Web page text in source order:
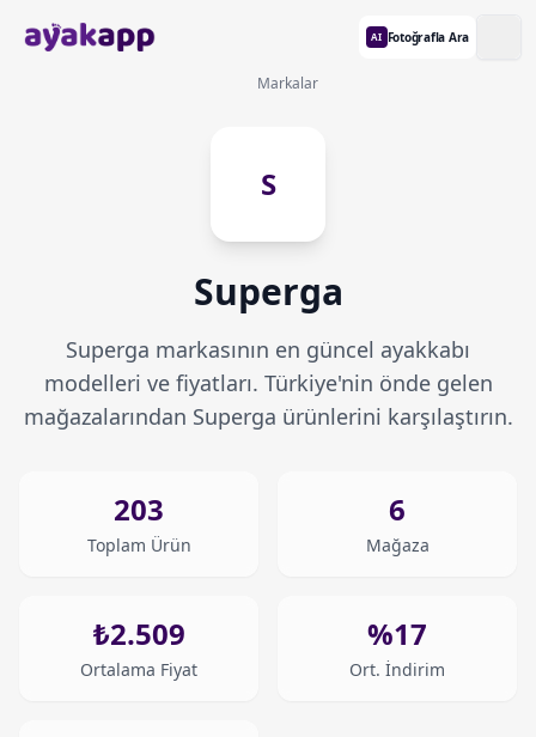
AI Fotoğrafla Ara
Markalar
S
Superga
Superga markasının en güncel ayakkabı
modelleri ve fiyatları. Türkiye'nin önde gelen
mağazalarından Superga ürünlerini karşılaştırın.
203
Toplam Ürün
6
Mağaza
₺2.509
Ortalama Fiyat
%17
Ort. İndirim